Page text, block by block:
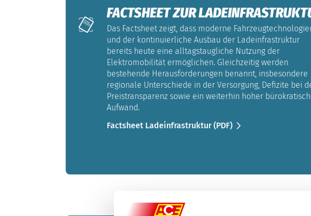
FACTSHEET ZUR
Das Factsheet zeigt, dass moderne
und der kontinuierliche Ausbau der Ladeinfrastruktur
bereits heute eine alltagstaugliche Nutzung der
Elektromobilität ermöglichen. Gleichzeitig werden
bestehende Herausforderungen benannt, insbesondere
regionale Unterschiede in der Versorgung, Defizite bei
Preistransparenz sowie ein weiterhin hoher
Aufwand.
Factsheet Ladeinfrastruktur (PDF)